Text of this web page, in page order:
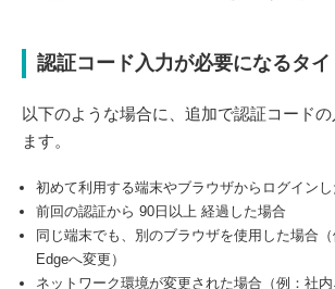
認証コード入力が必要になるタ
以下のような場合に、追加で認証コード
ます。
初めて利用する端末やブラウザからログイン
前回の認証から 90日以上 経過した場合
同じ端末でも、別のブラウザを使用した場合
Edgeへ変更）
ネットワーク環境が変更された場合（例：社